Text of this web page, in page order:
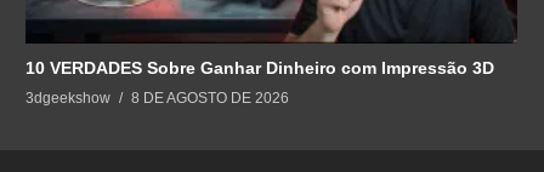
10 VERDADES Sobre Ganhar Dinheiro com Impressão 3D
3dgeekshow 8 DE AGOSTO DE 2026